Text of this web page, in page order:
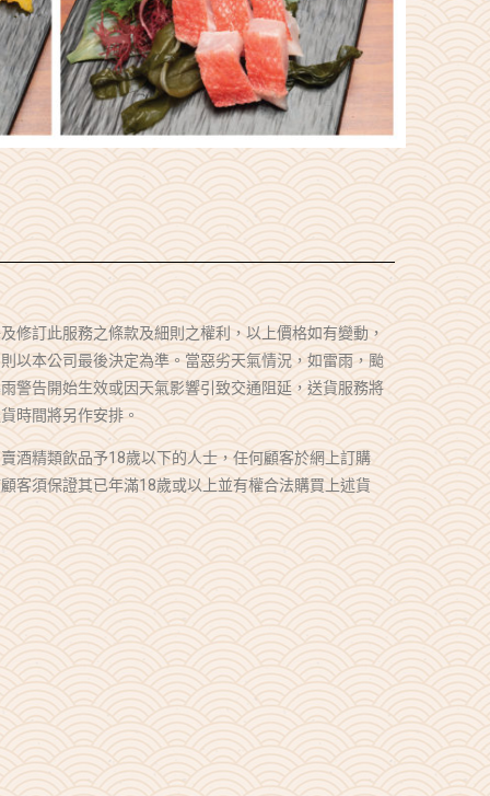
修訂此服務之條款及細則之權利，以上價格如有變動，
以本公司最後決定為準。當惡劣天氣情況，如雷雨，颱
警告開始生效或因天氣影響引致交通阻延，送貨服務將
時間將另作安排。
酒精類飲品予18歲以下的人士，任何顧客於網上訂購
客須保證其已年滿18歲或以上並有權合法購買上述貨